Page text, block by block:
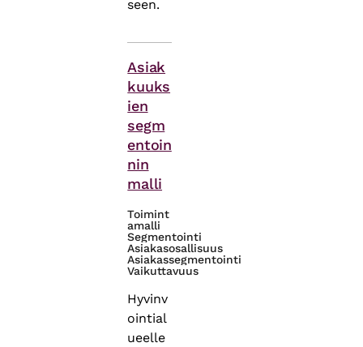
seen.
Asiak
kuuks
ien
segm
entoin
nin
malli
Toimint
amalli
Segmentointi
Asiakasosallisuus
Asiakassegmentointi
Vaikuttavuus
Hyvinv
ointial
ueelle